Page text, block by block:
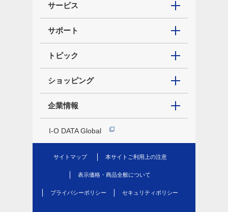
サービス
サポート
トピック
ショッピング
企業情報
I-O DATA Global
サイトマップ 本サイトご利用上の注意
表示価格・商品全般について
プライバシーポリシー セキュリティポリシー